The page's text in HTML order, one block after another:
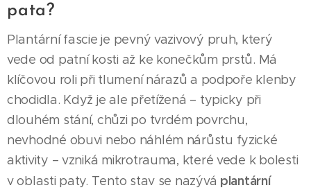
pata?
Plantární fascie je pevný vazivový pruh, který
vede od patní kosti až ke konečkům prstů. Má
klíčovou roli při tlumení nárazů a podpoře klenby
chodidla. Když je ale přetížená – typicky při
dlouhém stání, chůzi po tvrdém povrchu,
nevhodné obuvi nebo náhlém nárůstu fyzické
aktivity – vzniká mikrotrauma, které vede k bolesti
v oblasti paty. Tento stav se nazývá plantární